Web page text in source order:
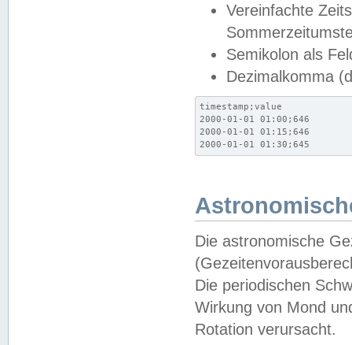
Vereinfachte
Semikolon als
Dezimalkomma
timestamp;value
2000-01-01 01:00;646
2000-01-01 01:15;646
2000-01-01 01:30;645
Die astronomische
Die periodischen
Wirkung von Mond
Rotation verursacht.